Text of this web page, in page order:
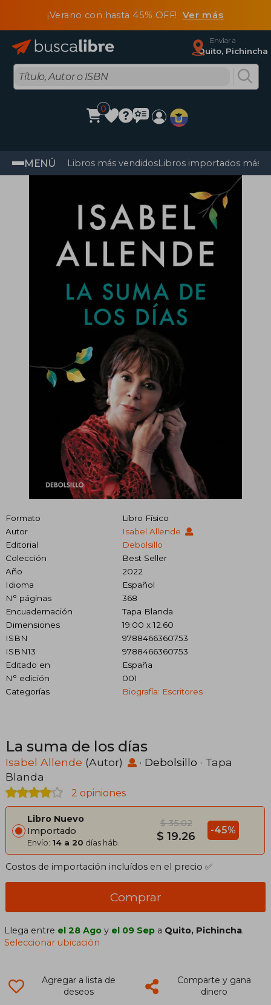
¡Verano con hasta 45% OFF! Ver más
Enviar a
Quito, Pichincha
0
MENÚ Libros más vendidosLibros importados más
Formato
Libro Físico
Autor
Isabel Allende
Editorial
Debolsillo
Colección
Best Seller
Año
2022
Idioma
Español
N° páginas
368
Encuadernación
Tapa Blanda
Dimensiones
19.00 x 12.60
ISBN
9788466360753
ISBN13
9788466360753
Editado en
España
N° edición
001
Categorías
Biografía: Escritores
La suma de los días
Isabel Allende (Autor) · Debolsillo · Tapa
Blanda
2 opiniones
Libro Nuevo
Importado
Envío: 14 a 20 días háb.
$ 35.02
$ 19.26 -45%
Costos de importación incluídos en el precio ✅
Comprar
Llega entre el 28 Ago y el 09 Sep a Quito, Pichincha.
Seleccionar ubicación
Agregar a lista de
deseos
Comparte y gana
dinero